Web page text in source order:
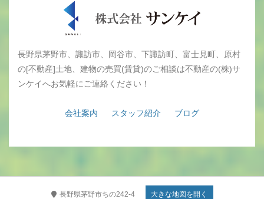
長野県茅野市、諏訪市、岡谷市、下諏訪町、富士見町、原村
の[不動産]土地、建物の売買(賃貸)のご相談は不動産の(株)サ
ンケイへお気軽にご連絡ください！
会社案内 スタッフ紹介 ブログ
長野県茅野市ちの242-4 大きな地図を開く